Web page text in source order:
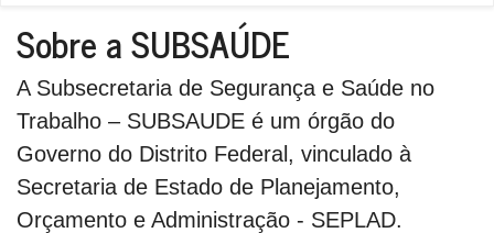
Sobre a SUBSAÚDE
A Subsecretaria de Segurança e Saúde no
Trabalho – SUBSAUDE é um órgão do
Governo do Distrito Federal, vinculado à
Secretaria de Estado de Planejamento,
Orçamento e Administração - SEPLAD.